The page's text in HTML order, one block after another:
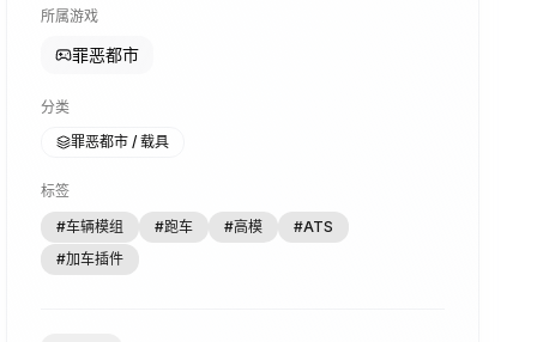
所属游戏
罪恶都市
分类
罪恶都市 / 载具
标签
#车辆模组 #跑车 #高模 #ATS
#加车插件